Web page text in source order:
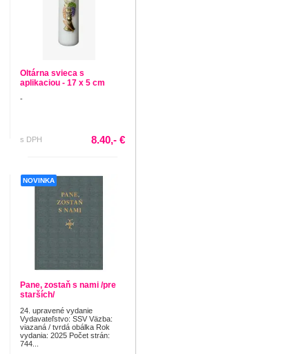
Oltárna svieca s
aplikaciou - 17 x 5 cm
-
s DPH 8.40,- €
NOVINKA
Pane, zostaň s nami /pre
starších/
24. upravené vydanie
Vydavateľstvo: SSV Väzba:
viazaná / tvrdá obálka Rok
vydania: 2025 Počet strán:
744...